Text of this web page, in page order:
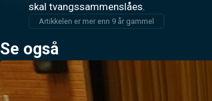
skal tvangssammenslåes.
Artikkelen er mer enn 9 år gammel
Se også